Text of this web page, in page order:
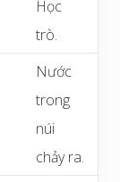
Học
trò.
Nước
trong
núi
chảy ra.